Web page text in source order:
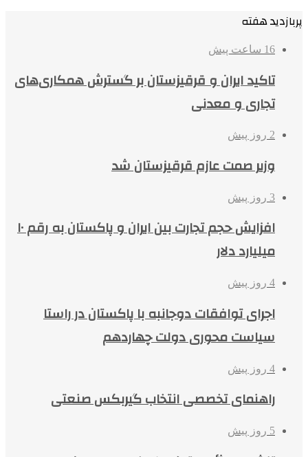
پربازدید هفته
16 ساعت پیش
تاکید ایران و قرقیزستان بر گسترش همکاری‌های
تجاری و معدنی
2 روز پیش
وزیر صمت عازم قرقیزستان شد
3 روز پیش
افزایش حجم تجارت بین ایران و پاکستان به رقم ۱۰
میلیارد دلار
4 روز پیش
اجرای توافقات دوجانبه با پاکستان در راستا
سیاست محوری دولت چهاردهم
4 روز پیش
راهنمای تخصصی انتخاب گیربکس صنعتی
5 روز پیش